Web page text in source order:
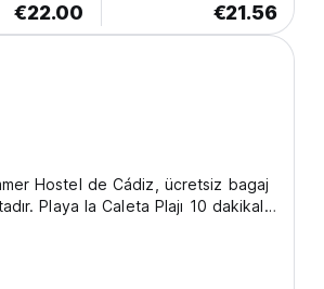
€22.00 €21.56
Hostel de Cádiz, ücretsiz bagaj
Playa la Caleta Plajı 10 dakikalık